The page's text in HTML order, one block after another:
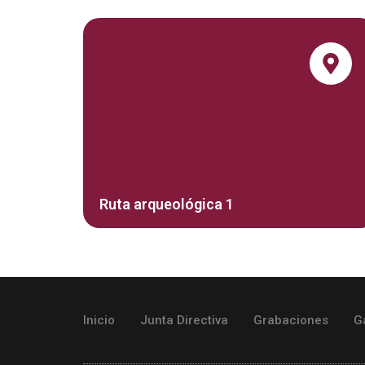
Ruta arqueológica 1
Inicio Junta Directiva Grabaciones